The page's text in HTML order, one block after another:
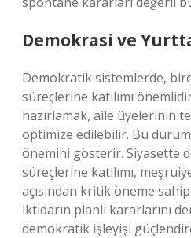
Demokrasi ve
Demokratik sistemlerde,
süreçlerine katılımı
hazırlamak, aile üyelerinin
optimize edilebilir. Bu
önemini gösterir. Siyasette
süreçlerine katılımı,
açısından kritik öneme
iktidarın planlı kararlarını
demokratik işleyişi